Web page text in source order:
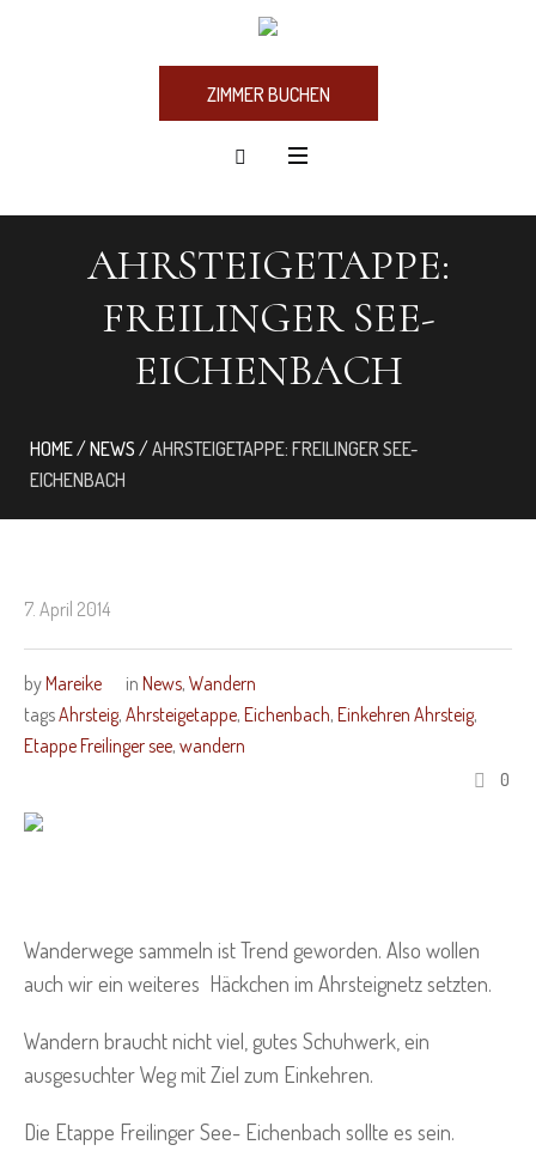
ZIMMER BUCHEN
AHRSTEIGETAPPE:
FREILINGER SEE-
EICHENBACH
HOME/NEWS /AHRSTEIGETAPPE: FREILINGER SEE-
EICHENBACH
7. April 2014
byMareike in News, Wandern
tagsAhrsteig, Ahrsteigetappe, Eichenbach, Einkehren Ahrsteig,
Etappe Freilinger see, wandern
0
Wanderwege sammeln ist Trend geworden. Also wollen
auch wir ein weiteres Häckchen im Ahrsteignetz setzten.
Wandern braucht nicht viel, gutes Schuhwerk, ein
ausgesuchter Weg mit Ziel zum Einkehren.
Die Etappe Freilinger See- Eichenbach sollte es sein.